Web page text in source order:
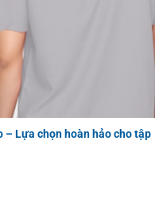
– Lựa chọn hoàn hảo cho tập